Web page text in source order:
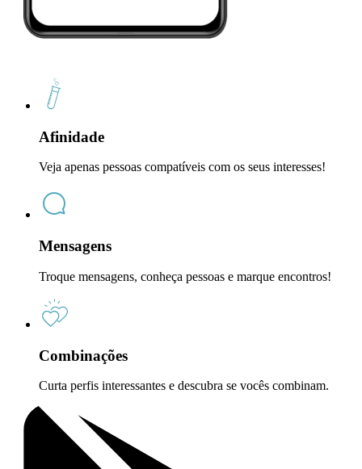
Afinidade
Veja apenas pessoas compatíveis com os seus interesses!
Mensagens
Troque mensagens, conheça pessoas e marque encontros!
Combinações
Curta perfis interessantes e descubra se vocês combinam.